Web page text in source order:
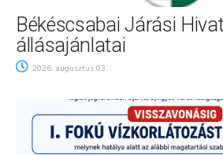
Békéscsabai Járási
állásajánlatai
2026. augusztus 03.